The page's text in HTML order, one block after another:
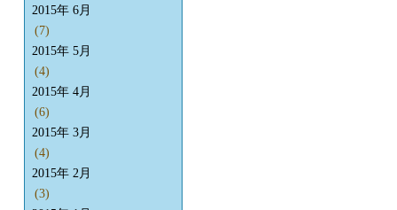
2015年 6月
(7)
2015年 5月
(4)
2015年 4月
(6)
2015年 3月
(4)
2015年 2月
(3)